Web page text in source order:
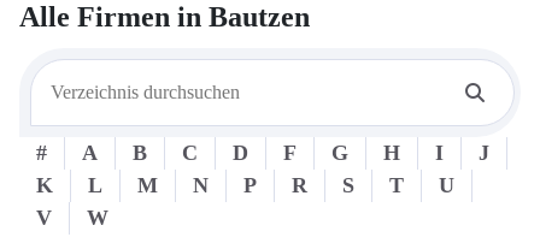
Alle Firmen in Bautzen
# A B C D F G H I
J
K
L M N P R S T
U
V
W